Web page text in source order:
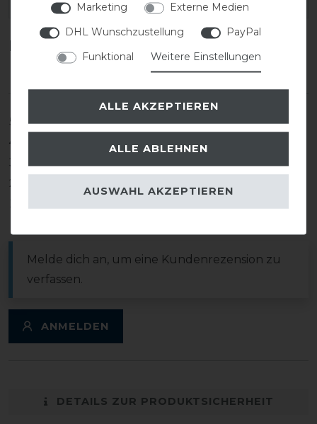
Kundenrezensionen
5
0
4
0
3
0
2
1
Melde dich an, um eine Kundenrezension zu
verfassen.
ANMELDEN
DETAILS ZUR PRODUKTSICHERHEIT
Marketing
Externe Medien
DHL Wunschzustellung
PayPal
Funktional
Weitere Einstellungen
ALLE AKZEPTIEREN
ALLE ABLEHNEN
AUSWAHL AKZEPTIEREN